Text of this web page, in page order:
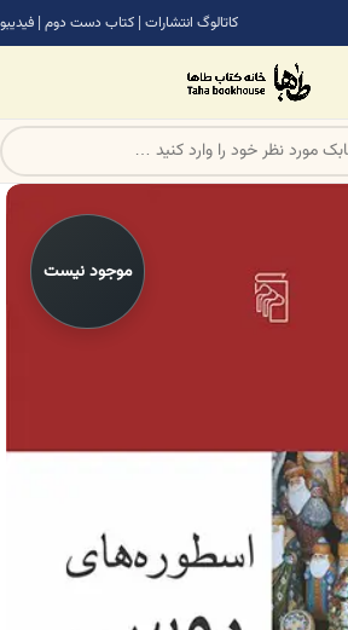
کاتالوگ انتشارات | کتاب دست دوم | فیدیبو
موجود نیست